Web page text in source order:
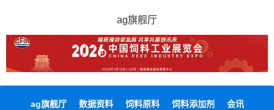
ag旗舰厅
ag旗舰厅 数据资料 饲料原料 饲料添加剂 会讯